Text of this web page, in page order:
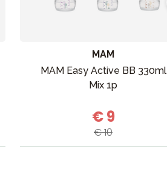
MAM
MAM Easy Active BB 330ml
Mix 1p
€ 9
€ 10